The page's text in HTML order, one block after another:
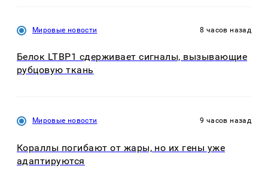
Мировые новости 8 часов назад
Белок LTBP1 сдерживает сигналы, вызывающие
рубцовую ткань
Мировые новости 9 часов назад
Кораллы погибают от жары, но их гены уже
адаптируются